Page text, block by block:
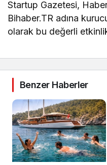
Startup Gazetesi,
Bihaber.TR adına
olarak bu değerli
Benzer Haberler